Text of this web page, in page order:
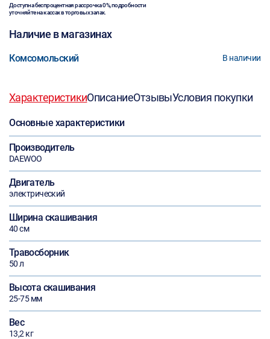
Доступна беспроцентная рассрочка 0%, подробности
уточняйте на кассах в торговых залах.
Наличие в магазинах
Комсомольский В наличии
ХарактеристикиОписаниеОтзывыУсловия покупки
Основные характеристики
Производитель
DAEWOO
Двигатель
электрический
Ширина скашивания
40 см
Травосборник
50 л
Высота скашивания
25-75 мм
Вес
13,2 кг